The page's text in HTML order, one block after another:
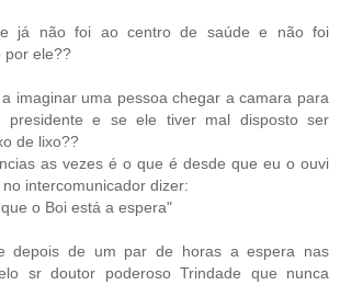
já não foi ao centro de saúde e não foi
por ele??
imaginar uma pessoa chegar a camara para
presidente e se ele tiver mal disposto ser
de lixo??
as vezes é o que é desde que eu o ouvi
intercomunicador dizer:
o Boi está a espera"
depois de um par de horas a espera nas
sr doutor poderoso Trindade que nunca